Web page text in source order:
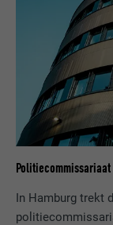
In Hamburg trekt
NAAM
AANBIEDER
VERVALTIJD
DOEL